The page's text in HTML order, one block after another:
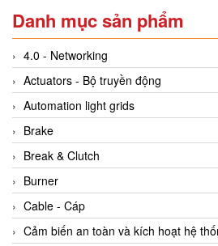
Danh mục sản phẩm
4.0 - Networking
Actuators - Bộ truyền động
Automation light grids
Brake
Break & Clutch
Burner
Cable - Cáp
Cảm biến an toàn và kích hoạt hệ